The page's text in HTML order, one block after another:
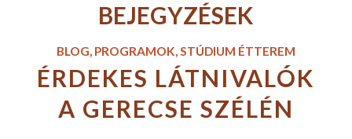
BEJEGYZÉSEK
BLOG, PROGRAMOK,STÚDIUM ÉTTEREM
ÉRDEKES LÁTNIVALÓK
A GERECSE SZÉLÉN